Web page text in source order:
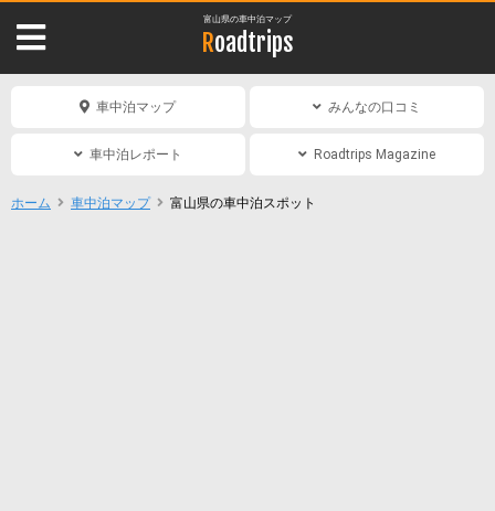
富山県の車中泊マップ
Roadtrips
車中泊マップ みんなの口コミ
車中泊レポート Roadtrips Magazine
ホーム 車中泊マップ 富山県の車中泊スポット